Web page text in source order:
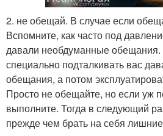
2. не обещай. В случае если
Вспомните, как часто под
давали необдуманные обещания.
специально подталкивать вас
обещания, а потом
Просто не обещайте, но если уж
выполните. Тогда в следующий
прежде чем брать на себя лишние